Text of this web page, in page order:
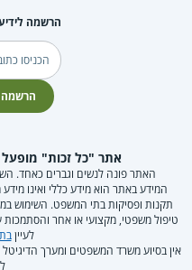
הרשמה
דוא"ל
הרשמה
אתר "כל זכות"
האתר פונה לנשים וגברים כאחד.
המידע באתר הוא מידע כללי ואינו
תקנות ופסיקות בתי המשפט. השימוש
טיפול משפטי, מקצועי או אחר
לעיין
אין בסיוע משרד המשפטים ומערך